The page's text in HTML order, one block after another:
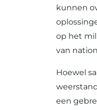
kunnen
op het
van
Hoewel
een